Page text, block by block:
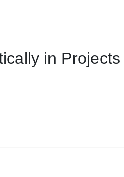
in Projects